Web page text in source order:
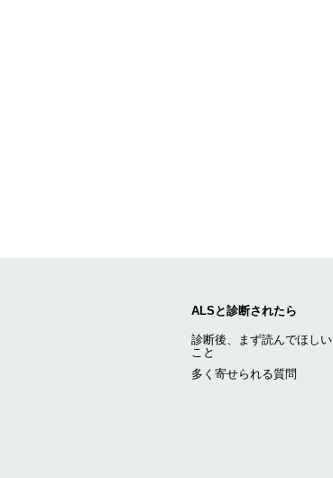
ALSと診断されたら
診断後、まず読んでほしい
こと
多く寄せられる質問